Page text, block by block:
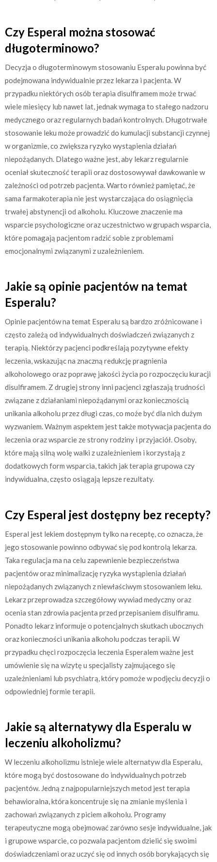
Czy Esperal można stosować
długoterminowo?
Decyzja o długoterminowym stosowaniu Esperalu powinna być
podejmowana indywidualnie przez lekarza i pacjenta. W
przypadku niektórych osób terapia disulfiramem może trwać
wiele miesięcy lub nawet lat, jednak wymaga to stałego nadzoru
medycznego oraz regularnych badań kontrolnych. Długotrwałe
stosowanie leku może prowadzić do kumulacji substancji czynnej
w organizmie, co zwiększa ryzyko wystąpienia działań
niepożądanych. Dlatego ważne jest, aby lekarz regularnie
oceniał skuteczność terapii oraz dostosowywał dawkowanie w
zależności od potrzeb pacjenta. Warto również pamiętać, że
sama farmakoterapia nie jest wystarczająca do osiągnięcia
trwałej abstynencji od alkoholu. Kluczowe znaczenie ma
wsparcie psychologiczne oraz uczestnictwo w grupach wsparcia,
które pomagają pacjentom radzić sobie z problemami
emocjonalnymi związanymi z uzależnieniem.
Jakie są opinie pacjentów na temat
Esperalu?
Opinie pacjentów na temat Esperalu są bardzo zróżnicowane i
często zależą od indywidualnych doświadczeń związanych z
terapią. Niektórzy pacjenci podkreślają pozytywne efekty
leczenia, wskazując na znaczną redukcję pragnienia
alkoholowego oraz poprawę jakości życia po rozpoczęciu kuracji
disulfiramem. Z drugiej strony inni pacjenci zgłaszają trudności
związane z działaniami niepożądanymi oraz koniecznością
unikania alkoholu przez długi czas, co może być dla nich dużym
wyzwaniem. Ważnym aspektem jest także motywacja pacjenta do
leczenia oraz wsparcie ze strony rodziny i przyjaciół. Osoby,
które mają silną wolę walki z uzależnieniem i korzystają z
dodatkowych form wsparcia, takich jak terapia grupowa czy
indywidualna, często osiągają lepsze rezultaty.
Czy Esperal jest dostępny bez recepty?
Esperal jest lekiem dostępnym tylko na receptę, co oznacza, że
jego stosowanie powinno odbywać się pod kontrolą lekarza.
Taka regulacja ma na celu zapewnienie bezpieczeństwa
pacjentów oraz minimalizację ryzyka wystąpienia działań
niepożądanych związanych z niewłaściwym stosowaniem leku.
Lekarz przeprowadza szczegółowy wywiad medyczny oraz
ocenia stan zdrowia pacjenta przed przepisaniem disulfiramu.
Ponadto lekarz informuje o potencjalnych skutkach ubocznych
oraz konieczności unikania alkoholu podczas terapii. W
przypadku chęci rozpoczęcia leczenia Esperalem ważne jest
umówienie się na wizytę u specjalisty zajmującego się
uzależnieniami lub psychiatrą, który pomoże w podjęciu decyzji o
odpowiedniej formie terapii.
Jakie są alternatywy dla Esperalu w
leczeniu alkoholizmu?
W leczeniu alkoholizmu istnieje wiele alternatyw dla Esperalu,
które mogą być dostosowane do indywidualnych potrzeb
pacjentów. Jedną z najpopularniejszych metod jest terapia
behawioralna, która koncentruje się na zmianie myślenia i
zachowań związanych z piciem alkoholu. Programy
terapeutyczne mogą obejmować zarówno sesje indywidualne, jak
i grupowe wsparcie, co pozwala pacjentom dzielić się swoimi
doświadczeniami oraz uczyć się od innych osób borykających się